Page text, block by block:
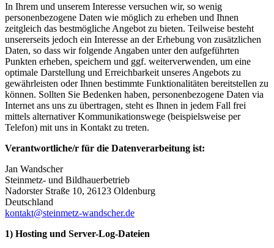
In Ihrem und unserem Interesse versuchen wir, so wenig
personenbezogene Daten wie möglich zu erheben und Ihnen
zeitgleich das bestmögliche Angebot zu bieten. Teilweise besteht
unsererseits jedoch ein Interesse an der Erhebung von zusätzlichen
Daten, so dass wir folgende Angaben unter den aufgeführten
Punkten erheben, speichern und ggf. weiterverwenden, um eine
optimale Darstellung und Erreichbarkeit unseres Angebots zu
gewährleisten oder Ihnen bestimmte Funktionalitäten bereitstellen zu
können. Sollten Sie Bedenken haben, personenbezogene Daten via
Internet ans uns zu übertragen, steht es Ihnen in jedem Fall frei
mittels alternativer Kommunikationswege (beispielsweise per
Telefon) mit uns in Kontakt zu treten.
Verantwortliche/r für die Datenverarbeitung ist:
Jan Wandscher
Steinmetz- und Bildhauerbetrieb
Nadorster Straße 10, 26123 Oldenburg
Deutschland
kontakt@steinmetz-wandscher.de
1) Hosting und Server-Log-Dateien